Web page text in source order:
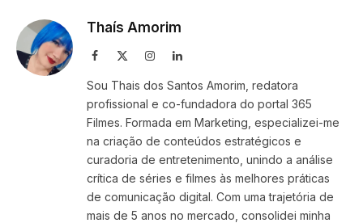
Thaís Amorim
Facebook InstagramLinkedIn
Sou Thais dos Santos Amorim, redatora
profissional e co-fundadora do portal 365
Filmes. Formada em Marketing, especializei-me
na criação de conteúdos estratégicos e
curadoria de entretenimento, unindo a análise
crítica de séries e filmes às melhores práticas
de comunicação digital. Com uma trajetória de
mais de 5 anos no mercado, consolidei minha